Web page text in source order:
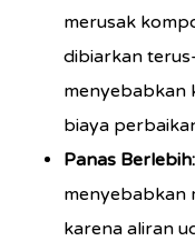
merusak
dibiarkan
menyebabkan
biaya
Panas Berlebih:
menyebabkan
karena aliran